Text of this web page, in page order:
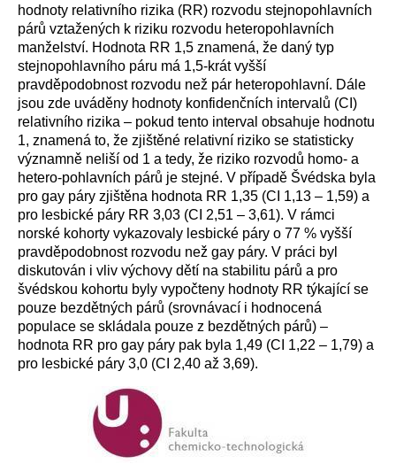
hodnoty relativního rizika (RR) rozvodu stejnopohlavních
párů vztažených k riziku rozvodu heteropohlavních
manželství. Hodnota RR 1,5 znamená, že daný typ
stejnopohlavního páru má 1,5-krát vyšší
pravděpodobnost rozvodu než pár heteropohlavní. Dále
jsou zde uváděny hodnoty konfidenčních intervalů (CI)
relativního rizika – pokud tento interval obsahuje hodnotu
1, znamená to, že zjištěné relativní riziko se statisticky
významně neliší od 1 a tedy, že riziko rozvodů homo- a
hetero-pohlavních párů je stejné. V případě Švédska byla
pro gay páry zjištěna hodnota RR 1,35 (CI 1,13 – 1,59) a
pro lesbické páry RR 3,03 (CI 2,51 – 3,61). V rámci
norské kohorty vykazovaly lesbické páry o 77 % vyšší
pravděpodobnost rozvodu než gay páry. V práci byl
diskutován i vliv výchovy dětí na stabilitu párů a pro
švédskou kohortu byly vypočteny hodnoty RR týkající se
pouze bezdětných párů (srovnávací i hodnocená
populace se skládala pouze z bezdětných párů) –
hodnota RR pro gay páry pak byla 1,49 (CI 1,22 – 1,79) a
pro lesbické páry 3,0 (CI 2,40 až 3,69).